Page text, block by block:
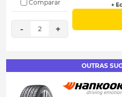
Comparar
- 2 +
+
OUTRAS